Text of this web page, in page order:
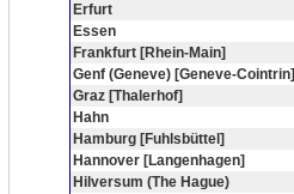
Erfurt
Essen
Frankfurt [Rhein-Main]
Genf (Geneve) [Geneve-Cointrin]
Graz [Thalerhof]
Hahn
Hamburg [Fuhlsbüttel]
Hannover [Langenhagen]
Hilversum (The Hague)